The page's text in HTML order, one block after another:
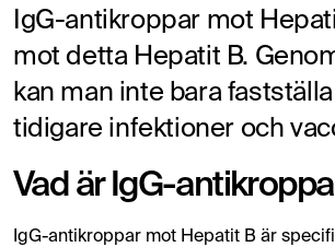
IgG-antikroppar mot
mot detta Hepatit B.
kan man inte bara
tidigare infektioner och
Vad är IgG-
IgG-antikroppar mot Hepatit B är